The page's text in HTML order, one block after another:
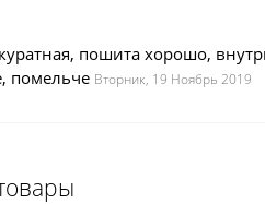
пошита хорошо,
помельче Вторник, 19 Ноябрь 2019